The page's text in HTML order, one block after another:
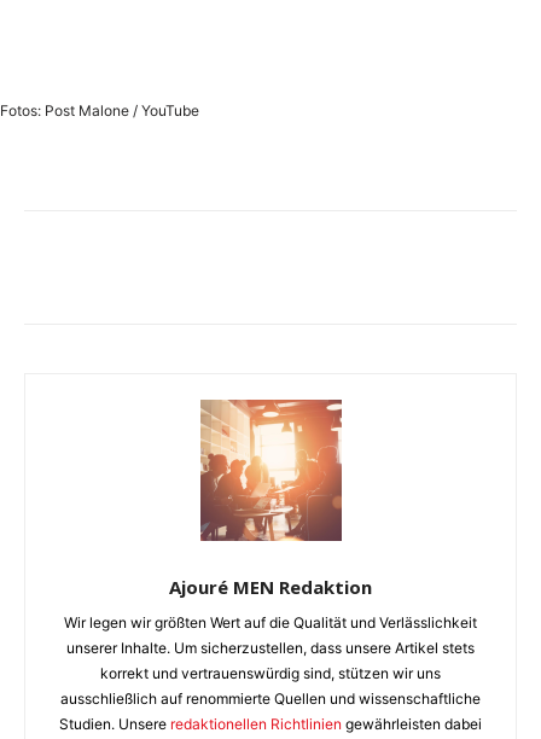
Fotos: Post Malone / YouTube
Ajouré MEN Redaktion
Wir legen wir größten Wert auf die Qualität und Verlässlichkeit
unserer Inhalte. Um sicherzustellen, dass unsere Artikel stets
korrekt und vertrauenswürdig sind, stützen wir uns
ausschließlich auf renommierte Quellen und wissenschaftliche
Studien. Unsere redaktionellen Richtlinien gewährleisten dabei